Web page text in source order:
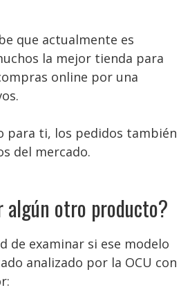
que actualmente es
la mejor tienda para
online por una
para ti, los pedidos también
del mercado.
algún otro producto?
de examinar si ese modelo
analizado por la OCU con